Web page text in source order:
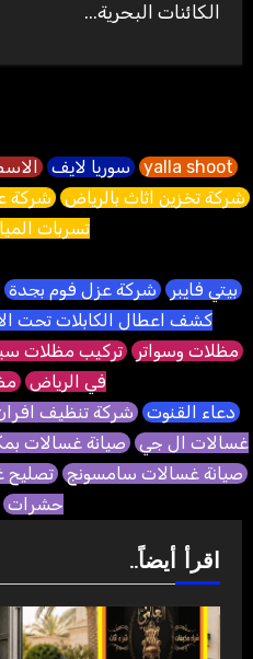
الكائنات البحرية...
yalla shoot سوريا لايف
شركة تخزين اثاث بالرياض شركة
تسربات
بيتي فايبر شركة عزل فوم بجدة
كشف اعطال الكابلات تحت
مظلات وسواتر تركيب مظلات
في الرياض
دعاء القنوت شركة تنظيف
غسالات ال جي صيانة غسالات
صيانة غسالات سامسونج تصليح
حشرات
اقرأ أيضاً..